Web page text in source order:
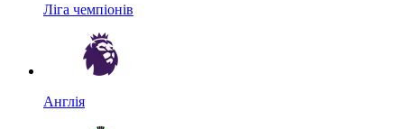
Ліга чемпіонів
Англія